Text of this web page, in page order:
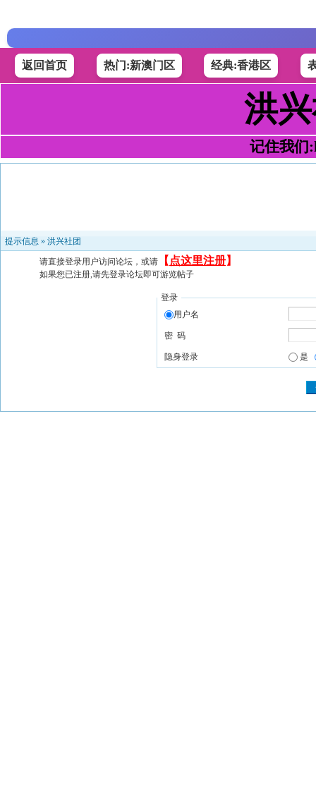
返回首页 热门:新澳门区 经典:香港区
洪
记住我们
提示信息 » 洪兴社团
请直接登录用户访问论坛，或请 【 点这里注册】
如果您已注册,请先登录论坛即可游览帖子
登录
用户名
密 码
隐身登录 是